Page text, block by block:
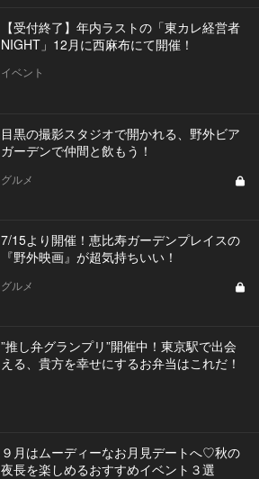
【受付終了】年内ラストの「東カレ経営者
NIGHT」12月に西麻布にて開催！
イベント
目黒の撮影スタジオで開かれる、野外ビア
ガーデンで仲間と飲もう！
グルメ
7/15より開催！恵比寿ガーデンプレイスの
『野外映画』が超気持ちいい！
グルメ
”推し弁グランプリ”開催中！東京駅で出会
える、貴方を幸せにするお弁当はこれだ！
９月はムーディーなお月見デートへ♡秋の
夜長を楽しめるおすすめイベント３選